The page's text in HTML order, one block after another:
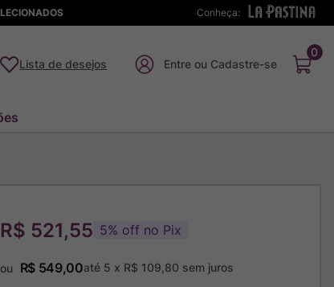
Conheça:
Lista de desejos
0
R$ 521,55 5% off no Pix
ou R$ 549,00até 5 x R$ 109,80 sem juros